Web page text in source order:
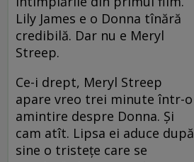
Lily James e o Donna tînără
credibilă. Dar nu e Meryl
Streep.
Ce-i drept, Meryl Streep
apare vreo trei minute într-o
amintire despre Donna. Și
cam atît. Lipsa ei aduce după
sine o tristețe care se